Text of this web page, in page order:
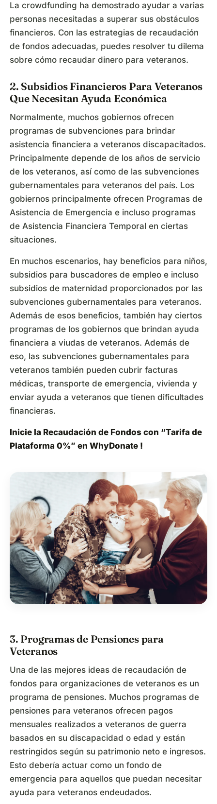
La crowdfunding ha demostrado ayudar a varias
personas necesitadas a superar sus obstáculos
financieros. Con las estrategias de recaudación
de fondos adecuadas, puedes resolver tu dilema
sobre cómo recaudar dinero para veteranos.
2. Subsidios Financieros Para Veteranos
Que Necesitan Ayuda Económica
Normalmente, muchos gobiernos ofrecen
programas de subvenciones para brindar
asistencia financiera a veteranos discapacitados.
Principalmente depende de los años de servicio
de los veteranos, así como de las subvenciones
gubernamentales para veteranos del país. Los
gobiernos principalmente ofrecen Programas de
Asistencia de Emergencia e incluso programas
de Asistencia Financiera Temporal en ciertas
situaciones.
En muchos escenarios, hay beneficios para niños,
subsidios para buscadores de empleo e incluso
subsidios de maternidad proporcionados por las
subvenciones gubernamentales para veteranos.
Además de esos beneficios, también hay ciertos
programas de los gobiernos que brindan ayuda
financiera a viudas de veteranos. Además de
eso, las subvenciones gubernamentales para
veteranos también pueden cubrir facturas
médicas, transporte de emergencia, vivienda y
enviar ayuda a veteranos que tienen dificultades
financieras.
Inicie la Recaudación de Fondos con “Tarifa de
Plataforma 0%” en WhyDonate !
3. Programas de Pensiones para
Veteranos
Una de las mejores ideas de recaudación de
fondos para organizaciones de veteranos es un
programa de pensiones. Muchos programas de
pensiones para veteranos ofrecen pagos
mensuales realizados a veteranos de guerra
basados en su discapacidad o edad y están
restringidos según su patrimonio neto e ingresos.
Esto debería actuar como un fondo de
emergencia para aquellos que puedan necesitar
ayuda para veteranos endeudados.